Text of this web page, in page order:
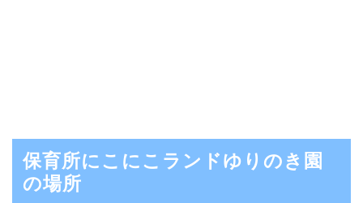
保育所にこにこランドゆりのき園
の場所